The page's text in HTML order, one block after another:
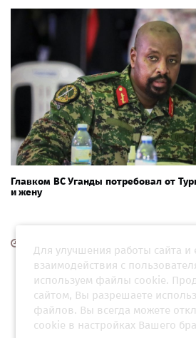
Главком ВС Уганды потребовал от
и жену
Для улучшения работы сайта и
взаимодействия с
используем файлы cookie.
сайтом, Вы разрешаете
файлов. Вы всегда можете
cookie в настройках Вашего